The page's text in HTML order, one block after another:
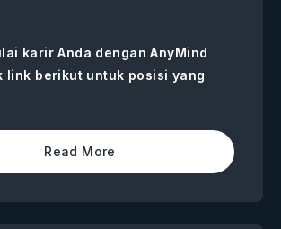
karir Anda dengan AnyMind
link berikut untuk posisi yang
Read More